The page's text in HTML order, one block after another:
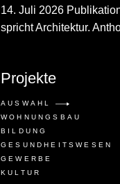
14. Juli 2026
spricht Architektur.
Projekte
AUSWAHL
WOHNUNGSBAU
BILDUNG
GESUNDHEITSWESEN
GEWERBE
KULTUR